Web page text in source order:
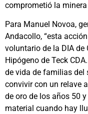
comprometió la
Para Manuel Novoa,
Andacollo, “esta
voluntario de la DIA
Hipógeno de Teck
de vida de familias del
convivir con un relave
de oro de los años 50
material cuando hay